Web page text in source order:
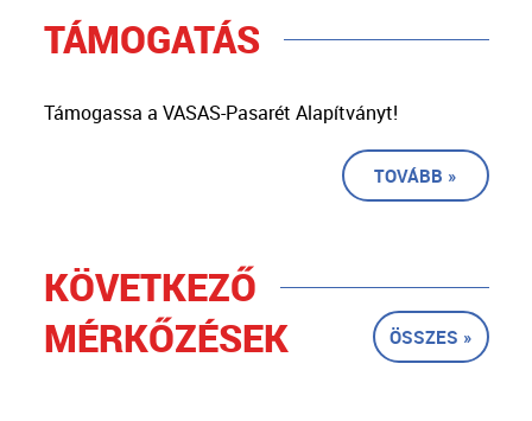
TÁMOGATÁS
Támogassa a VASAS-Pasarét Alapítványt!
TOVÁBB »
KÖVETKEZŐ
MÉRKŐZÉSEK
ÖSSZES »